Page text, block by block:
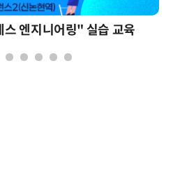
엔지니어링" 실습 교육